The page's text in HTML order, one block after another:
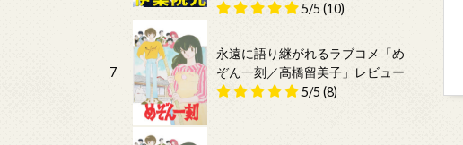
5/5 (10)
7
永遠に語り継がれるラブコメ「め
ぞん一刻／高橋留美子」レビュー
5/5 (8)